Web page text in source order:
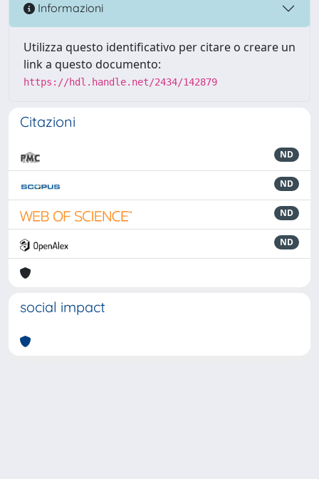
Informazioni
Utilizza questo identificativo per citare o creare un
link a questo documento:
https://hdl.handle.net/2434/142879
Citazioni
ND
ND
ND
ND
social impact